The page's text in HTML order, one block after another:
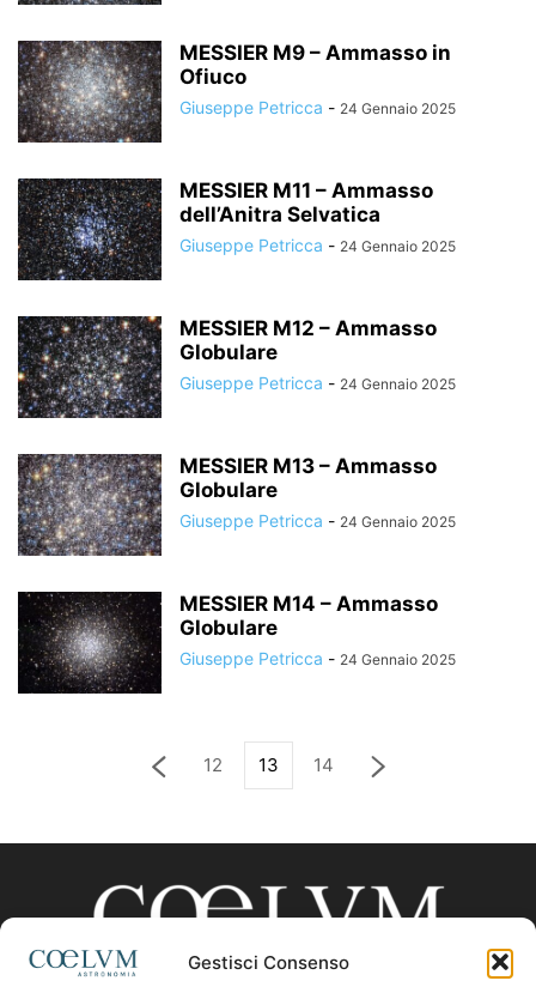
Gestisci Consenso
MESSIER M9 – Ammasso in
Ofiuco
Giuseppe Petricca - 24 Gennaio 2025
MESSIER M11 – Ammasso
dell’Anitra Selvatica
Giuseppe Petricca - 24 Gennaio 2025
MESSIER M12 – Ammasso
Globulare
Giuseppe Petricca - 24 Gennaio 2025
MESSIER M13 – Ammasso
Globulare
Giuseppe Petricca - 24 Gennaio 2025
MESSIER M14 – Ammasso
Globulare
Giuseppe Petricca - 24 Gennaio 2025
12 13 14